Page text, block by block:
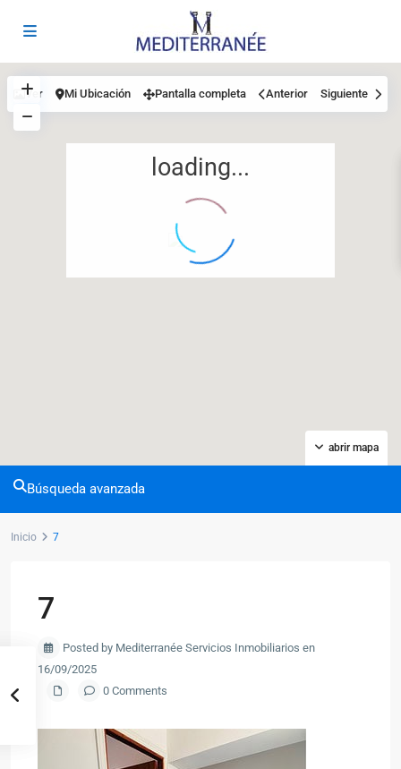
12
loading...
abrir mapa
Ver Mi Ubicación Pantalla completa Anterior Siguiente
Búsqueda avanzada
Inicio 7
7
Posted by Mediterranée Servicios Inmobiliarios en
16/09/2025
0 Comments